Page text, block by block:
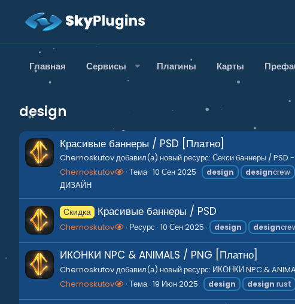
Главная Сервисы Плагины Карты
design
Красивые баннеры / PSD [Платно]
Chernoskutov добавил(а) новый ресурс: Секси баннеры / PSD
Chernoskutov
Тема 10 Сен 2025 design designcrew
ДИЗАЙН
Скидка Красивые баннеры / PSD
Chernoskutov Ресурс 10 Сен 2025 design design
ИКОНКИ NPC & ANIMALS / PNG [Платно]
Chernoskutov добавил(а) новый ресурс: ИКОНКИ NPC &
Chernoskutov
Тема 19 Июн 2025 design design rust